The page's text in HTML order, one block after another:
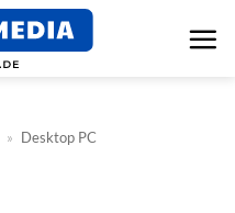
» Desktop PC